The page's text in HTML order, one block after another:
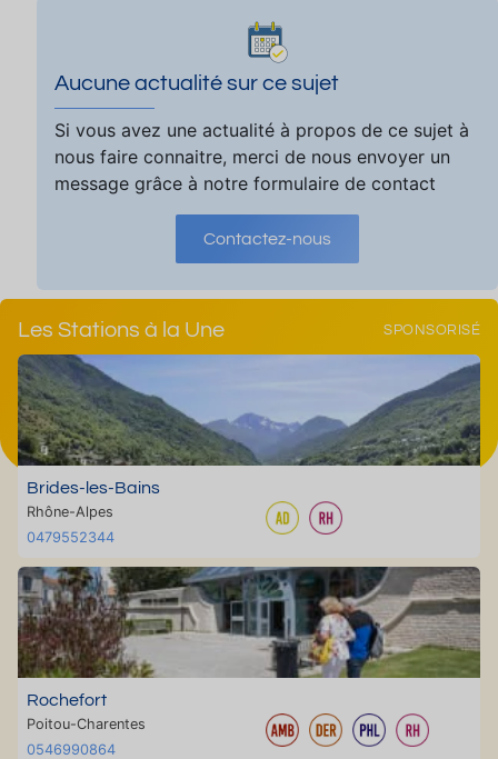
Aucune actualité sur ce sujet
Si vous avez une actualité à propos de ce sujet à
nous faire connaitre, merci de nous envoyer un
message grâce à notre formulaire de contact
Contactez-nous
Les Stations à la Une SPONSORISÉ
Brides-les-Bains
Rhône-Alpes
0479552344
Rochefort
Poitou-Charentes
0546990864